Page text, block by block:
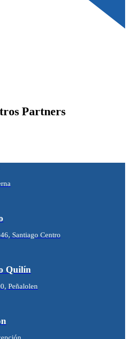
Partners
Santiago Centro
Quilín
Peñalolen